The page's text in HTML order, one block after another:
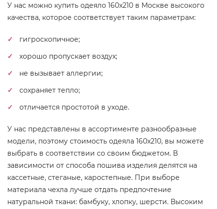
У нас можно купить одеяло 160x210 в Москве высокого
качества, которое соответствует таким параметрам:
гигроскопичное;
хорошо пропускает воздух;
не вызывает аллергии;
сохраняет тепло;
отличается простотой в уходе.
У нас представлены в ассортименте разнообразные
модели, поэтому стоимость одеяла 160x210, вы можете
выбрать в соответствии со своим бюджетом. В
зависимости от способа пошива изделия делятся на
кассетные, стеганые, каростепные. При выборе
материала чехла лучше отдать предпочтение
натуральной ткани: бамбуку, хлопку, шерсти. Высоким